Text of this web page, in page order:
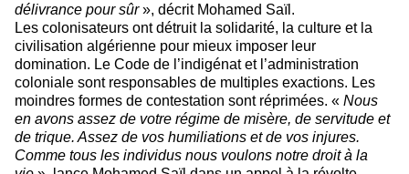
délivrance pour sûr», décrit Mohamed Saïl.
Les colonisateurs ont détruit la solidarité, la culture et la
civilisation algérienne pour mieux imposer leur
domination. Le Code de l’indigénat et l’administration
coloniale sont responsables de multiples exactions. Les
moindres formes de contestation sont réprimées. « Nous
en avons assez de votre régime de misère, de servitude et
de trique. Assez de vos humiliations et de vos injures.
Comme tous les individus nous voulons notre droit à la